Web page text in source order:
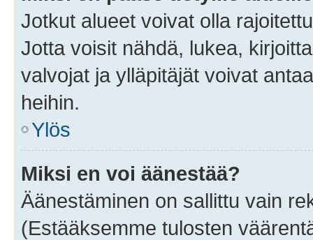
Jotkut alueet voivat olla
Jotta voisit nähdä, lukea,
valvojat ja ylläpitäjät voivat
heihin.
Ylös
Miksi en voi äänestää?
Äänestäminen on sallittu vain
(Estääksemme tulosten